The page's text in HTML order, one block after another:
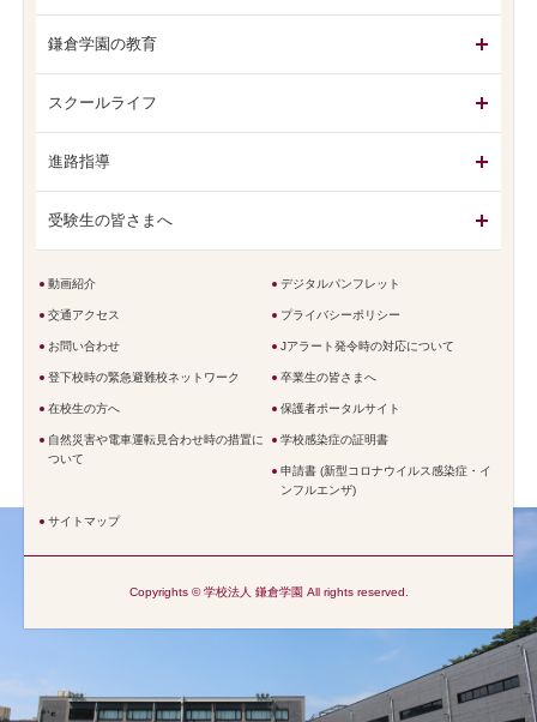
鎌倉学園の教育
スクールライフ
進路指導
受験生の皆さまへ
動画紹介 デジタルパンフレット
交通アクセス プライバシーポリシー
お問い合わせ Jアラート発令時の対応について
登下校時の緊急避難校ネットワーク 卒業生の皆さまへ
在校生の方へ 保護者ポータルサイト
自然災害や電車運転見合わせ時の措置に
ついて
学校感染症の証明書
申請書 (新型コロナウイルス感染症・イ
ンフルエンザ)
サイトマップ
Copyrights © 学校法人 鎌倉学園 All rights reserved.